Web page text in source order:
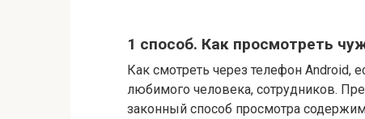
1 способ. Как просмотреть
Как смотреть через телефон Android,
любимого человека, сотрудников.
законный способ просмотра